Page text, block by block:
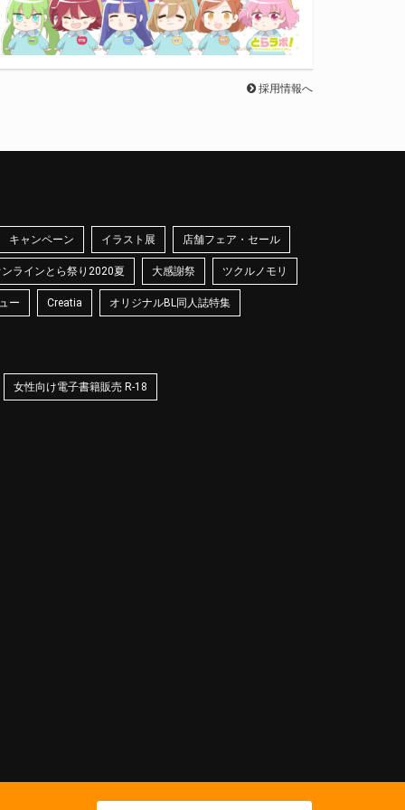
採用情報へ
キャンペーン イラスト展 店舗フェア・セール
ラインとら祭り2020夏 大感謝祭 ツクルノモリ
ー Creatia オリジナルBL同人誌特集
女性向け電子書籍販売 R-18